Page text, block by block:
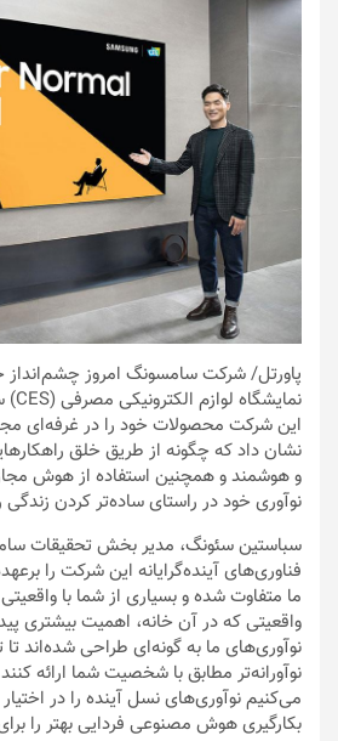
پاورتل/ شرکت سامسونگ امروز چشم‌انداز
این شرکت محصولات خود را در غرفه‌ای
نشان داد که چگونه از طریق خلق
و هوشمند و همچنین استفاده از هوش
نوآوری خود در راستای ساده‌تر کردن
سباستین سئونگ، مدیر بخش تحقیقات
فناوری‌های آینده‌گرایانه این شرکت را
ما متفاوت شده و بسیاری از شما با
واقعیتی که در آن خانه، اهمیت بیشتری
نوآوری‌های ما به گونه‌ای طراحی شده‌اند
نوآورانه‌تر مطابق با شخصیت‌ شما ارائه
می‌کنیم نوآوری‌های نسل آینده را در اختیار
بکارگیری هوش مصنوعی فردایی بهتر را